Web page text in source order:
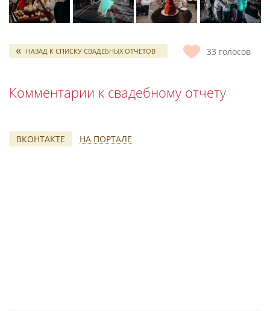
33 голосов
НАЗАД К СПИСКУ СВАДЕБНЫХ ОТЧЕТОВ
Комментарии к свадебному отчету
ВКОНТАКТЕ НА ПОРТАЛЕ